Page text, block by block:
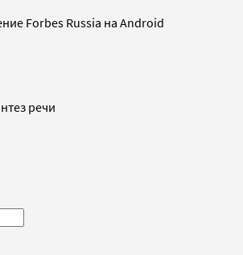
Forbes Russia на Android
речи